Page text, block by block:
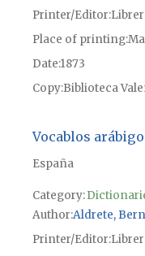
Printer/Editor
Place of printing
Date1873
CopyBiblioteca
Vocablos
España
Category:
Author Aldrete,
Printer/Editor